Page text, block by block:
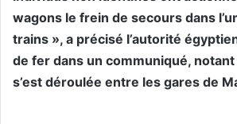
wagons le frein de secours dans
trains », a précisé l’autorité
de fer dans un communiqué,
s’est déroulée entre les gares de